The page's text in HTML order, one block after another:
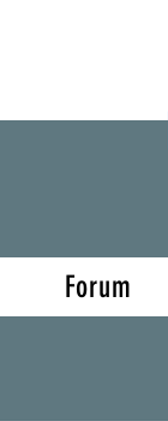
Forum